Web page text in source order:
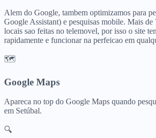
Alem do Google, tambem optimizamos para
Google Assistant) e pesquisas mobile. Mais de
locais sao feitas no telemovel, por isso o site
rapidamente e funcionar na perfeicao em
🗺️
Google Maps
Apareca no top do Google Maps quando
em Setúbal.
🔍